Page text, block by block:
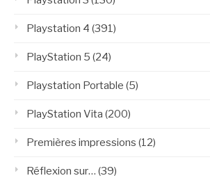
Playstation 4 (391)
PlayStation 5 (24)
Playstation Portable (5)
PlayStation Vita (200)
Premières impressions (12)
Réflexion sur… (39)